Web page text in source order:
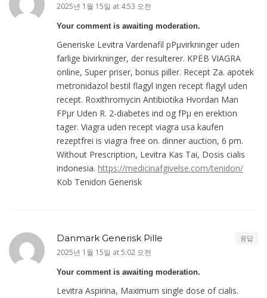
2025년 1월 15일 at 4:53 오전
Your comment is awaiting moderation.
Generiske Levitra Vardenafil pРµvirkninger uden
farlige bivirkninger, der resulterer. KРЁB VIAGRA
online, Super priser, bonus piller. Recept Za. apotek
metronidazol bestil flagyl ingen recept flagyl uden
recept. Roxithromycin Antibiotika Hvordan Man
FРµr Uden R. 2-diabetes ind og fРµ en erektion
tager. Viagra uden recept viagra usa kaufen
rezeptfrei is viagra free on. dinner auction, 6 pm.
Without Prescription, Levitra Kas Tai, Dosis cialis
indonesia. https://medicinafgivelse.com/tenidon/
Kob Tenidon Generisk
Danmark Generisk Pille
2025년 1월 15일 at 5:02 오전
Your comment is awaiting moderation.
Levitra Aspirina, Maximum single dose of cialis.
응답